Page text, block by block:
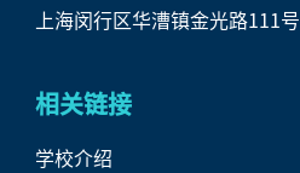
上海闵行区华漕镇金光路111号
相关链接
学校介绍